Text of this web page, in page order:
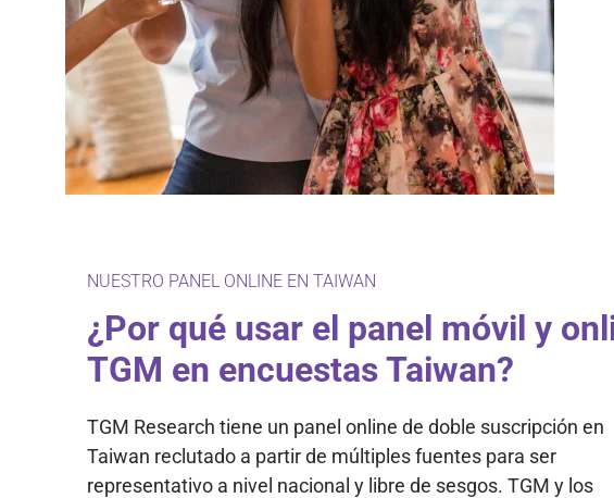
NUESTRO PANEL ONLINE EN TAIWAN
¿Por qué usar el panel móvil y
TGM en encuestas Taiwan?
TGM Research tiene un panel online de doble suscripción en
Taiwan reclutado a partir de múltiples fuentes para ser
representativo a nivel nacional y libre de sesgos. TGM y los